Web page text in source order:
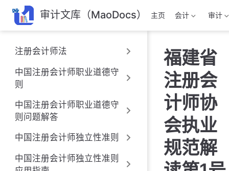
跳
至
主
要
內
容
审计文库（MaoDocs） 主页 会计 审计
注册会计师法
中国注册会计师职业道德守
则
中国注册会计师职业道德守
则问题解答
中国注册会计师独立性准则
中国注册会计师独立性准则
福建省
注册会
计师协
会执业
规范解